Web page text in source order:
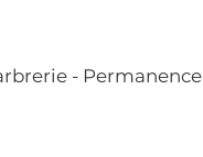
- Permanence